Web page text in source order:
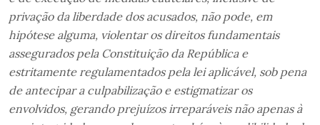
privação da liberdade dos acusados, não pode, em
hipótese alguma, violentar os direitos fundamentais
assegurados pela Constituição da República e
estritamente regulamentados pela lei aplicável, sob pena
de antecipar a culpabilização e estigmatizar os
envolvidos, gerando prejuízos irreparáveis não apenas à